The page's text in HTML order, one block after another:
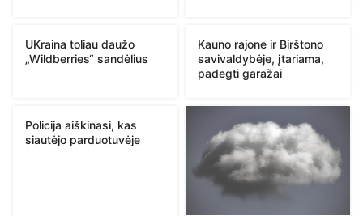
UKraina toliau daužo
„Wildberries“ sandėlius
Kauno rajone ir Birštono
savivaldybėje, įtariama,
padegti garažai
Policija aiškinasi, kas
siautėjo parduotuvėje